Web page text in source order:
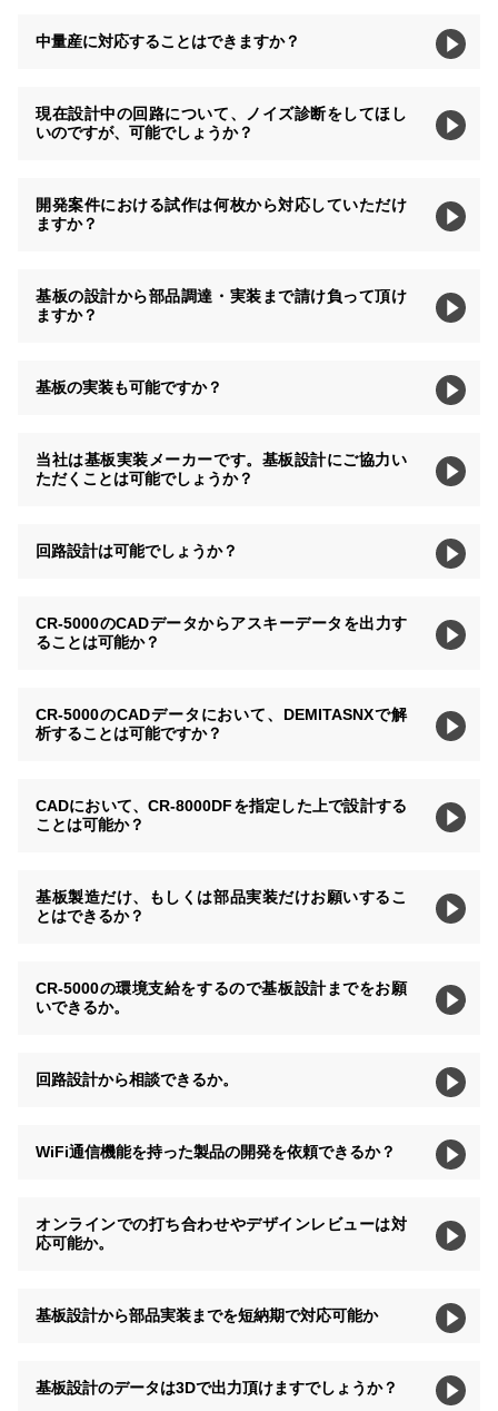
中量産に対応することはできますか？
現在設計中の回路について、ノイズ診断をしてほし
いのですが、可能でしょうか？
開発案件における試作は何枚から対応していただけ
ますか？
基板の設計から部品調達・実装まで請け負って頂け
ますか？
基板の実装も可能ですか？
当社は基板実装メーカーです。基板設計にご協力い
ただくことは可能でしょうか？
回路設計は可能でしょうか？
CR-5000のCADデータからアスキーデータを出力す
ることは可能か？
CR-5000のCADデータにおいて、DEMITASNXで解
析することは可能ですか？
CADにおいて、CR-8000DFを指定した上で設計する
ことは可能か？
基板製造だけ、もしくは部品実装だけお願いするこ
とはできるか？
CR-5000の環境支給をするので基板設計までをお願
いできるか。
回路設計から相談できるか。
WiFi通信機能を持った製品の開発を依頼できるか？
オンラインでの打ち合わせやデザインレビューは対
応可能か。
基板設計から部品実装までを短納期で対応可能か
基板設計のデータは3Dで出力頂けますでしょうか？